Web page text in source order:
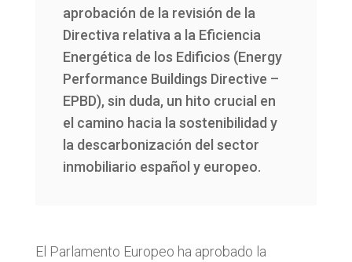
aprobación de la revisión de la
Directiva relativa a la Eficiencia
Energética de los Edificios (Energy
Performance Buildings Directive –
EPBD), sin duda, un hito crucial en
el camino hacia la sostenibilidad y
la descarbonización del sector
inmobiliario español y europeo.
El Parlamento Europeo ha aprobado la